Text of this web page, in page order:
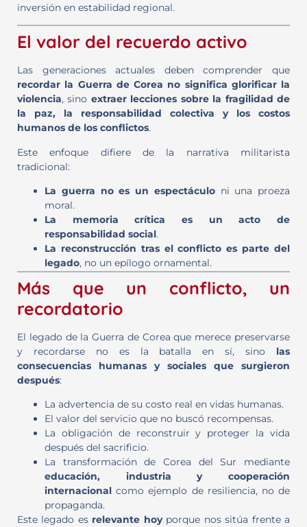
inversión en estabilidad regional.
El valor del recuerdo activo
Las generaciones actuales deben comprender que
recordar la Guerra de Corea no significa glorificar la
violencia, sino extraer lecciones sobre la fragilidad de
la paz, la responsabilidad colectiva y los costos
humanos de los conflictos.
Este enfoque difiere de la narrativa militarista
tradicional:
La guerra no es un espectáculoni una proeza
moral.
La memoria crítica es un acto de
responsabilidad social.
La reconstrucción tras el conflicto es parte del
legado, no un epílogo ornamental.
Más que un conflicto, un
recordatorio
El legado de la Guerra de Corea que merece preservarse
y recordarse no es la batalla en sí, sino las
consecuencias humanas y sociales que surgieron
después:
La advertencia de su costo real en vidas humanas.
El valor del servicio que no buscó recompensas.
La obligación de reconstruir y proteger la vida
después del sacrificio.
La transformación de Corea del Sur mediante
educación, industria y cooperación
internacional como ejemplo de resiliencia, no de
propaganda.
Este legado es relevante hoyporque nos sitúa frente a